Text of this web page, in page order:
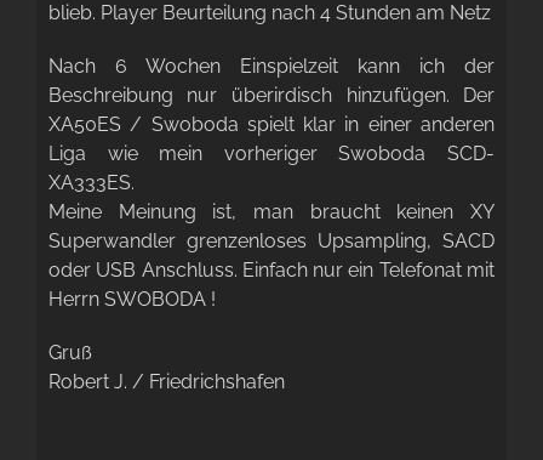
blieb. Player Beurteilung nach 4 Stunden am Netz
Nach 6 Wochen Einspielzeit kann ich der
Beschreibung nur überirdisch hinzufügen. Der
XA50ES / Swoboda spielt klar in einer anderen
Liga wie mein vorheriger Swoboda SCD-
XA333ES.
Meine Meinung ist, man braucht keinen XY
Superwandler grenzenloses Upsampling, SACD
oder USB Anschluss. Einfach nur ein Telefonat mit
Herrn SWOBODA !
Gruß
Robert J. / Friedrichshafen